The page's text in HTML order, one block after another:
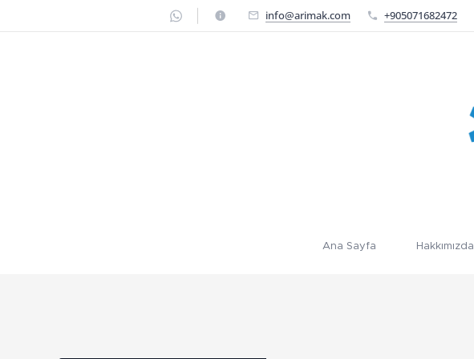
info@arimak.com +905071682472
Ana Sayfa Hakkımızda